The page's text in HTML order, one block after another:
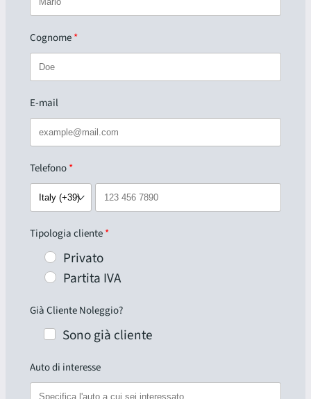
Cognome
E-mail
Telefono
Tipologia cliente
Privato
Partita IVA
Già Cliente Noleggio?
Sono già cliente
Auto di interesse